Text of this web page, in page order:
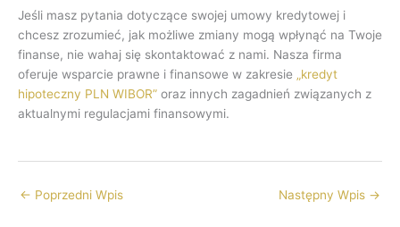
Jeśli masz pytania dotyczące swojej umowy kredytowej i
chcesz zrozumieć, jak możliwe zmiany mogą wpłynąć na Twoje
finanse, nie wahaj się skontaktować z nami. Nasza firma
oferuje wsparcie prawne i finansowe w zakresie „kredyt
hipoteczny PLN WIBOR” oraz innych zagadnień związanych z
aktualnymi regulacjami finansowymi.
← Poprzedni Wpis Następny Wpis →